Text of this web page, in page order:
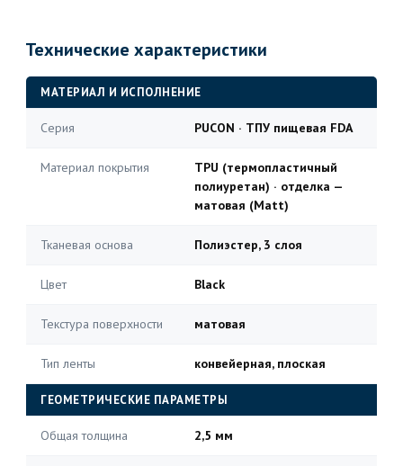
Технические характеристики
МАТЕРИАЛ И ИСПОЛНЕНИЕ
Серия PUCON · ТПУ пищевая FDA
Материал покрытия
TPU (термопластичный
полиуретан) · отделка —
матовая (Matt)
Тканевая основа Полиэстер, 3 слоя
Цвет Black
Текстура поверхности матовая
Тип ленты конвейерная, плоская
ГЕОМЕТРИЧЕСКИЕ ПАРАМЕТРЫ
Общая толщина 2,5 мм